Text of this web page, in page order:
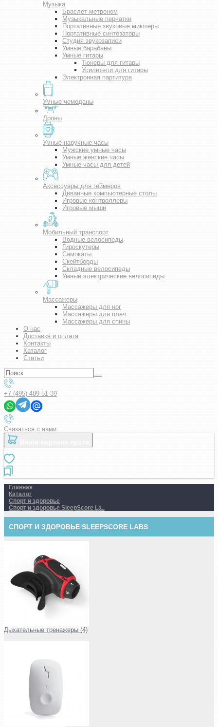
Музыка
Браслет метроном
Музыкальные перчатки
Портативные звуковые микшеры
Портативные синтезаторы
Студия звукозаписи
Умные барабаны
Умные гитары
Тюнеры для гитары
Усилители для гитары
Электронная партитура
Умные чемоданы
Дроны
Умные наручные часы
Мужские умные часы
Умные женские часы
Умные часы для детей
Аксессуары для геймеров
Диванные компьютерные столы
Игровые контроллеры
Игровые мыши
Мобильный транспорт
Водные велосипеды
Гироскутеры
Самокаты
Скейтборды
Складные велосипеды
Умные электрические велосипеды
Массажеры
Массажеры для ног
Массажеры для плеч
Массажеры для спины
О нас
Доставка и оплата
Контакты
Каталог
Статьи
+7 (495) 489-51-39
Связаться с нами
Главная
Каталог
Спорт и здоровье
Спорт и здоровье SleepScore La..
СПОРТ И ЗДОРОВЬЕ SLEEPSCORE LABS
Дыхательные тренажеры (4)